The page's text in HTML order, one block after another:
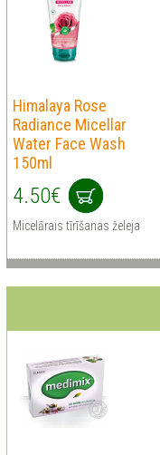
Himalaya Rose
Radiance Micellar
Water Face Wash
150ml
4.50€
Micelārais tīrīšanas želeja